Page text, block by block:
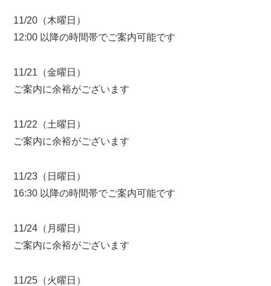
11/20（木曜日）
12:00 以降の時間帯でご案内可能です
11/21（金曜日）
ご案内に余裕がございます
11/22（土曜日）
ご案内に余裕がございます
11/23（日曜日）
16:30 以降の時間帯でご案内可能です
11/24（月曜日）
ご案内に余裕がございます
11/25（火曜日）